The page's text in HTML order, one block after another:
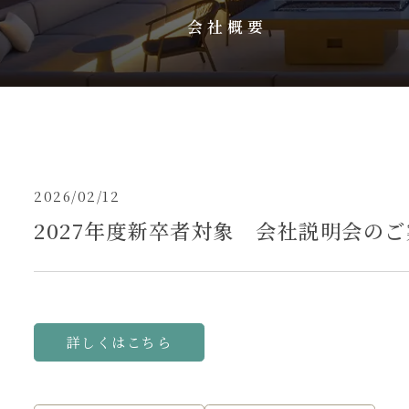
会社概要
2026/02/12
2027年度新卒者対象 会社説明会の
詳しくはこちら